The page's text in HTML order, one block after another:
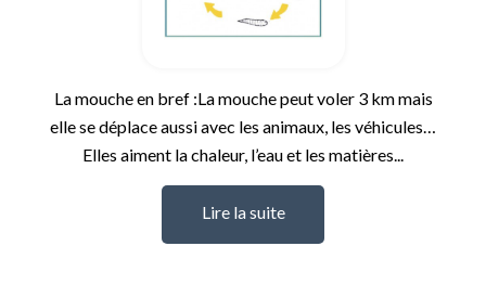
La mouche en bref :La mouche peut voler 3 km mais
elle se déplace aussi avec les animaux, les véhicules…
Elles aiment la chaleur, l’eau et les matières...
Lire la suite